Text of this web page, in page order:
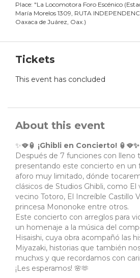
Place: "La Locomotora Foro Escénico
María Morelos 1309, RUTA
Oaxaca de Juárez, Oax.)
Tickets
This event has concluded
About this event
✨🪭🏮 ¡Ghibli en Concierto! 🏮🪭✨
Después de 7 funciones con lleno
presentando este concierto en
aforo muy limitado, dónde
clásicos de Studios Ghibli, como El
vecino Totoro, El Increíble Castillo
princesa Mononoke entre otros.
Este concierto con arreglos para
un homenaje a la música del
Hisaishi, cuya obra acompañó las
Miyazaki, historias que también
muchxs y que recordamos con
¡Les esperamos! 🌸🫶